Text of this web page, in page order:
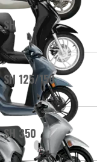
SH
SH 125/150
SH 350